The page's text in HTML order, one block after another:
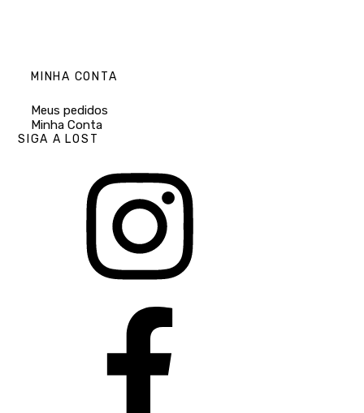
MINHA CONTA
Meus pedidos
Minha Conta
SIGA A LOST